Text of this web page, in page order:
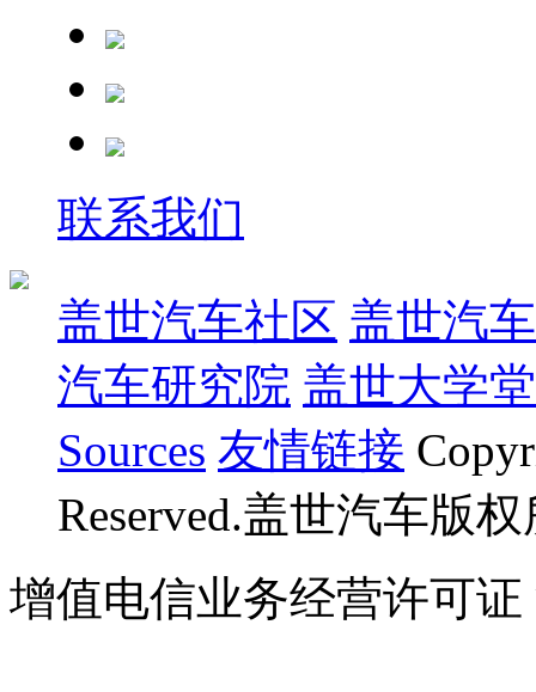
联系我们
盖世汽车社区 盖世汽
汽车研究院 盖世大学堂
Sources 友情链接
Reserved.盖世汽车版
增值电信业务经营许可证